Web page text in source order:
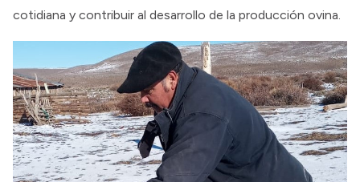
cotidiana y contribuir al desarrollo de la producción ovina.